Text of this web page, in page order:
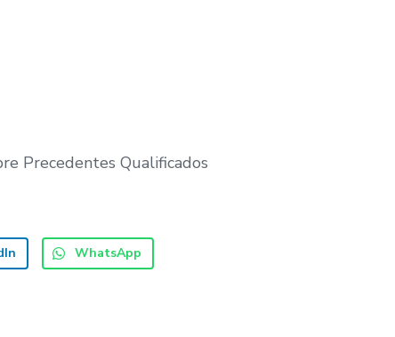
Precedentes Qualificados
WhatsApp